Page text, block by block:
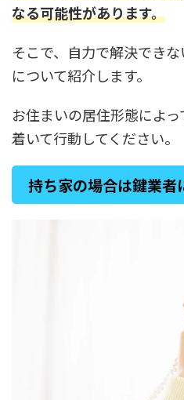
なる可能性があります。
そこで、自力で解決でき
について紹介します。
お住まいの居住形態によ
着いて行動してください。
持ち家の場合は鍵業者